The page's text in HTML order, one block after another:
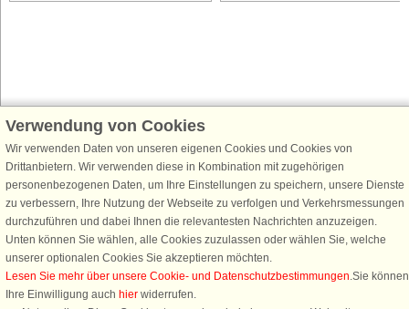
Schließen Sie sich 100.000 Ferienhaus-Fans an
Erhalten Sie einenWillkommensgutschein von 25 € für Ihren nächsten
Ferienhausurlaub - melden Sie sich einfach für den DanCenter Newsletter
an. Verpassen Sie nie wieder exklusive Angebote, Gewinnspiele und
Urlaubstipps!
Verwendung von Cookies
Wir verwenden Daten von unseren eigenen Cookies und Cookies von
Drittanbietern. Wir verwenden diese in Kombination mit zugehörigen
personenbezogenen Daten, um Ihre Einstellungen zu speichern, unsere Dienste
zu verbessern, Ihre Nutzung der Webseite zu verfolgen und Verkehrsmessungen
durchzuführen und dabei Ihnen die relevantesten Nachrichten anzuzeigen.
Unten können Sie wählen, alle Cookies zuzulassen oder wählen Sie, welche
unserer optionalen Cookies Sie akzeptieren möchten.
Lesen Sie mehr über unsere Cookie- und Datenschutzbestimmungen.Sie können
Ihre Einwilligung auch hier widerrufen.